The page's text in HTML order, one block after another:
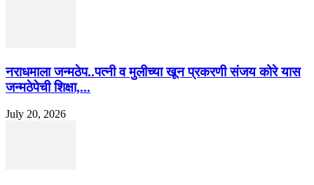
नराधमाला जन्मठेप..पत्नी व मुलीच्या खून प्रकरणी संजय कोरे यास
जन्मठेपेची शिक्षा,...
July 20, 2026